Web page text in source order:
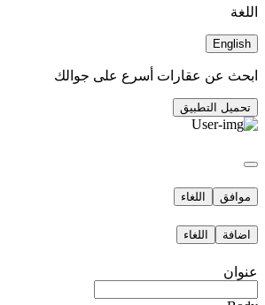
اللغة
English
ابحث عن عقارات أسرع على جوالك
تحميل التطبيق
موافق اللغاء
اضافة اللغاء
عنوان